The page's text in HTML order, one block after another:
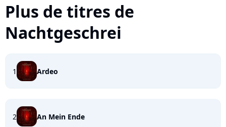
Plus de titres de
Nachtgeschrei
1 Ardeo
2 An Mein Ende